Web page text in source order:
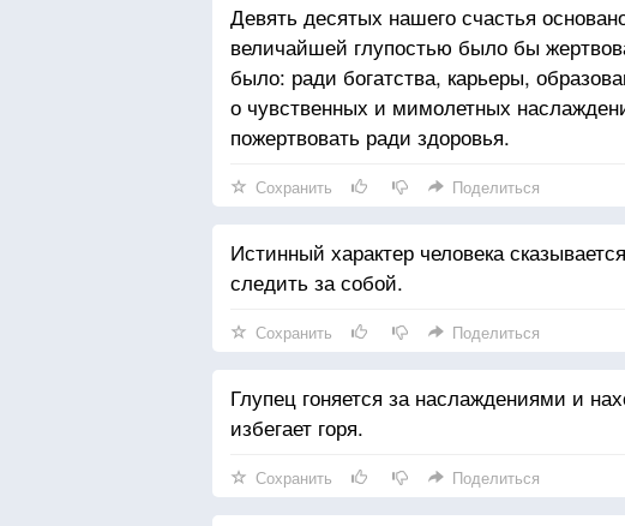
Девять десятых нашего счастья
величайшей глупостью было бы
было: ради богатства, карьеры,
о чувственных и мимолетных
пожертвовать ради здоровья.
Сохранить Поделиться
Истинный характер человека
следить за собой.
Сохранить Поделиться
Глупец гоняется за наслаждениями и
избегает горя.
Сохранить Поделиться